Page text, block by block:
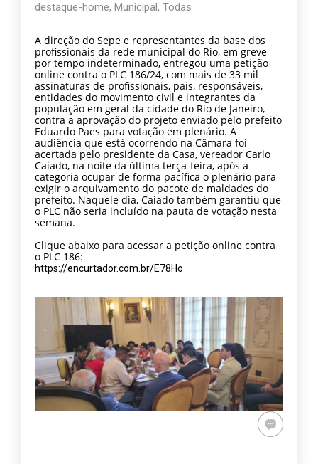
destaque-home,Municipal,Todas
A direção do Sepe e representantes da base dos
profissionais da rede municipal do Rio, em greve
por tempo indeterminado, entregou uma petição
online contra o PLC 186/24, com mais de 33 mil
assinaturas de profissionais, pais, responsáveis,
entidades do movimento civil e integrantes da
população em geral da cidade do Rio de Janeiro,
contra a aprovação do projeto enviado pelo prefeito
Eduardo Paes para votação em plenário. A
audiência que está ocorrendo na Câmara foi
acertada pelo presidente da Casa, vereador Carlo
Caiado, na noite da última terça-feira, após a
categoria ocupar de forma pacífica o plenário para
exigir o arquivamento do pacote de maldades do
prefeito. Naquele dia, Caiado também garantiu que
o PLC não seria incluído na pauta de votação nesta
semana.
Clique abaixo para acessar a petição online contra
o PLC 186:
https://encurtador.com.br/E78Ho